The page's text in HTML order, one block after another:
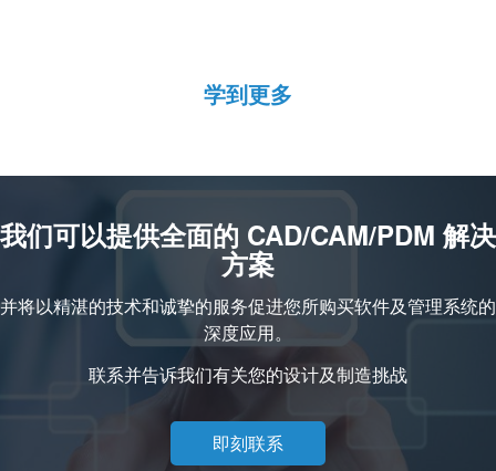
学到更多
我们可以提供全面的 CAD/CAM/PDM 解决
方案
并将以精湛的技术和诚挚的服务促进您所购买软件及管理系统的
深度应用。
联系并告诉我们有关您的设计及制造挑战
即刻联系